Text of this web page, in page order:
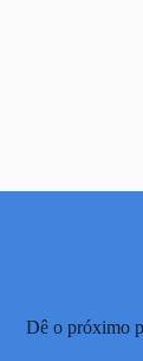
Dê o próximo